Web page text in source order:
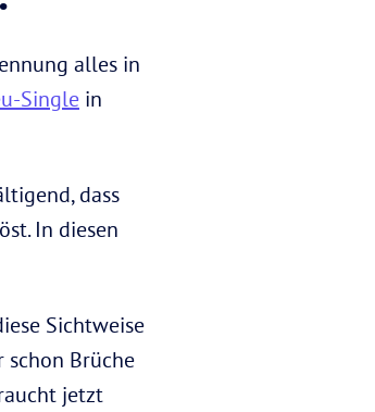
alles in
Single in
dass
In diesen
Sichtweise
schon Brüche
jetzt